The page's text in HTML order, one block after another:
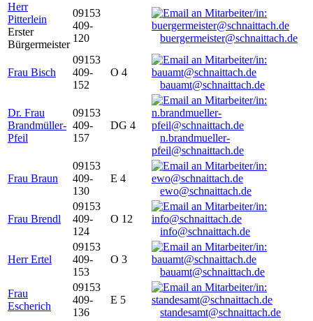
Herr
Pitterlein
Erster
Bürgermeister
09153
409-
120
buergermeister@schnaittach.de
Frau Bisch
09153
409-
152
O 4
bauamt@schnaittach.de
Dr. Frau
Brandmüller-
Pfeil
09153
409-
157
DG 4
n.brandmueller-
pfeil@schnaittach.de
Frau Braun
09153
409-
130
E 4
ewo@schnaittach.de
Frau Brendl
09153
409-
124
O 12
info@schnaittach.de
Herr Ertel
09153
409-
153
O 3
bauamt@schnaittach.de
Frau
Escherich
09153
409-
136
E 5
standesamt@schnaittach.de